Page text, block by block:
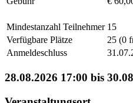
Mindestanzahl Teilnehmer 15
Verfügbare Plätze
25 (0
Anmeldeschluss
28.08.2026 17:00 bis